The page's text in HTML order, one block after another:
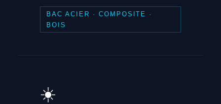
BAC ACIER · COMPOSITE ·
BOIS
☀️